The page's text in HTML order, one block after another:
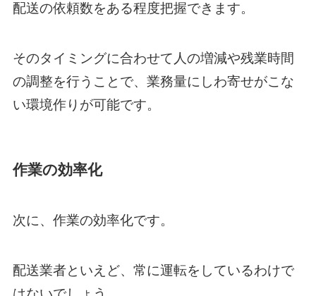
配送の依頼数をある程度把握できます。
そのタイミングに合わせて人の増減や残業時間
の調整を行うことで、業務量にしわ寄せがこな
い環境作りが可能です。
作業の効率化
次に、作業の効率化です。
配送業者といえど、常に運転をしているわけで